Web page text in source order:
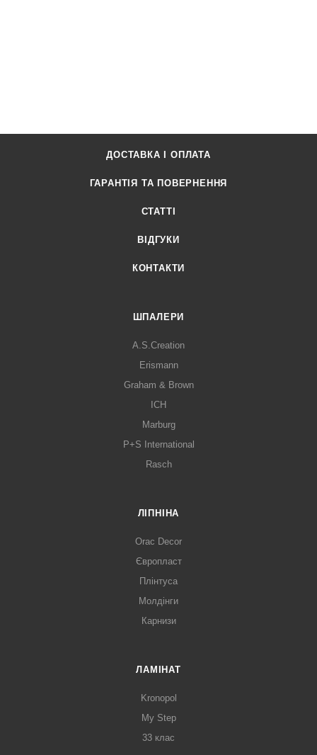
ДОСТАВКА І ОПЛАТА
ГАРАНТІЯ ТА ПОВЕРНЕННЯ
СТАТТІ
ВІДГУКИ
КОНТАКТИ
ШПАЛЕРИ
A.S.Creation
Erismann
Graham & Brown
ICH
Marburg
P+S International
Rasch
ЛІПНІНА
Orac Decor
Європласт
Плінтуса
Молдінги
Карнизи
ЛАМІНАТ
Kronopol
My Step
33 клас